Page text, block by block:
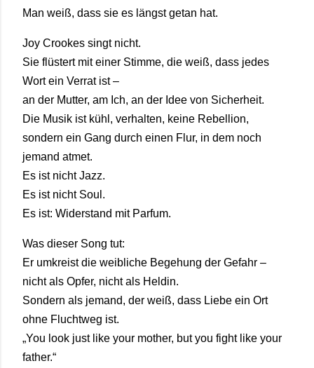
Man weiß, dass sie es längstgetan hat.
Joy Crookes singt nicht.
Sie flüstert miteiner Stimme, die weiß, dass jedes
Wortein Verrat ist –
an der Mutter, am Ich, an der Idee von Sicherheit.
Die Musik ist kühl, verhalten, keine Rebellion,
sondern ein Gang durch einen Flur, in dem noch
jemand atmet.
Es ist nichtJazz.
Es ist nicht Soul.
Es ist: Widerstand mit Parfum.
Was dieser Song tut:
Er umkreistdie weibliche Begehung der Gefahr –
nichtals Opfer, nichtals Heldin.
Sondern als jemand, der weiß, dass Liebe ein Ort
ohne Fluchtweg ist.
„You look just like your mother, butyou fight like your
father.“